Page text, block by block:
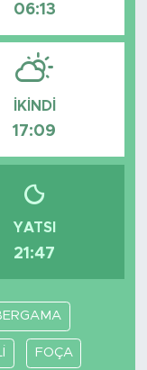
06:13
İKINDI
17:09
YATSI
21:47
FOÇA